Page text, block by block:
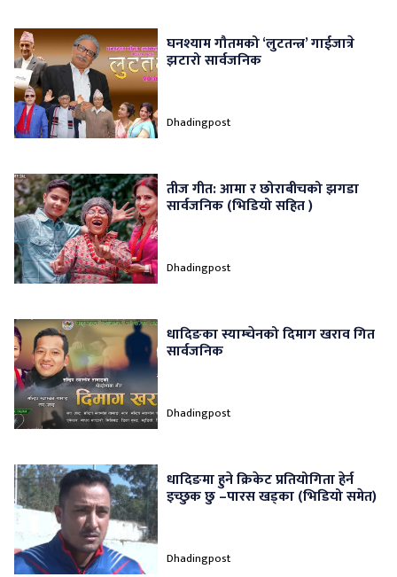
घनश्याम गौतमको ‘लुटतन्त्र’ गाईजात्रे
झटारो सार्वजनिक
Dhadingpost
तीज गीत: आमा र छोराबीचको झगडा
सार्वजनिक (भिडियो सहित )
Dhadingpost
धादिङका स्याम्चेनको दिमाग खराव गित
सार्वजनिक
Dhadingpost
धादिङमा हुने क्रिकेट प्रतियोगिता हेर्न
इच्छुक छु –पारस खड्का (भिडियो समेत)
Dhadingpost